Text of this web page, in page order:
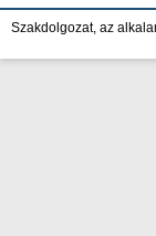
Szakdolgozat, az